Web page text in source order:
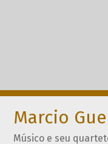
Marcio
Músico e seu